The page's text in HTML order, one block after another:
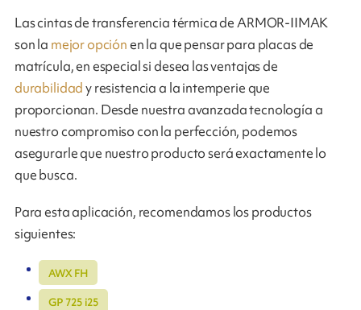
Las cintas de transferencia térmica de ARMOR-IIMAK
son la mejor opciónen la que pensar para placas de
matrícula, en especial si desea las ventajas de
durabilidady resistencia a la intemperie que
proporcionan. Desde nuestra avanzada tecnología a
nuestro compromiso con la perfección, podemos
asegurarle que nuestro producto será exactamente lo
que busca.
Para esta aplicación, recomendamos los productos
siguientes:
AWX FH
GP 725 i25